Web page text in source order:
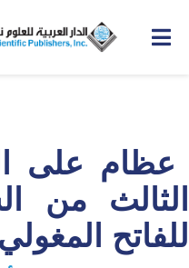
عظام على
الثالث من
للفاتح